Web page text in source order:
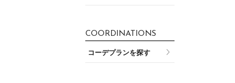
COORDINATIONS
コーデプランを探す